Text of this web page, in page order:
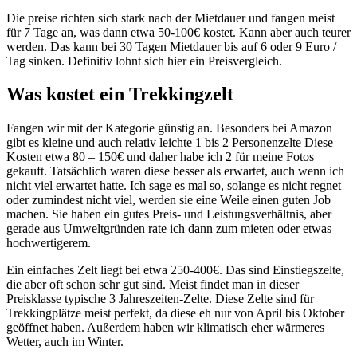
Die preise richten sich stark nach der Mietdauer und fangen meist
für 7 Tage an, was dann etwa 50-100€ kostet. Kann aber auch teurer
werden. Das kann bei 30 Tagen Mietdauer bis auf 6 oder 9 Euro /
Tag sinken. Definitiv lohnt sich hier ein Preisvergleich.
Was kostet ein Trekkingzelt
Fangen wir mit der Kategorie günstig an. Besonders bei Amazon
gibt es kleine und auch relativ leichte 1 bis 2 Personenzelte Diese
Kosten etwa 80 – 150€ und daher habe ich 2 für meine Fotos
gekauft. Tatsächlich waren diese besser als erwartet, auch wenn ich
nicht viel erwartet hatte. Ich sage es mal so, solange es nicht regnet
oder zumindest nicht viel, werden sie eine Weile einen guten Job
machen. Sie haben ein gutes Preis- und Leistungsverhältnis, aber
gerade aus Umweltgründen rate ich dann zum mieten oder etwas
hochwertigerem.
Ein einfaches Zelt liegt bei etwa 250-400€. Das sind Einstiegszelte,
die aber oft schon sehr gut sind. Meist findet man in dieser
Preisklasse typische 3 Jahreszeiten-Zelte. Diese Zelte sind für
Trekkingplätze meist perfekt, da diese eh nur von April bis Oktober
geöffnet haben. Außerdem haben wir klimatisch eher wärmeres
Wetter, auch im Winter.